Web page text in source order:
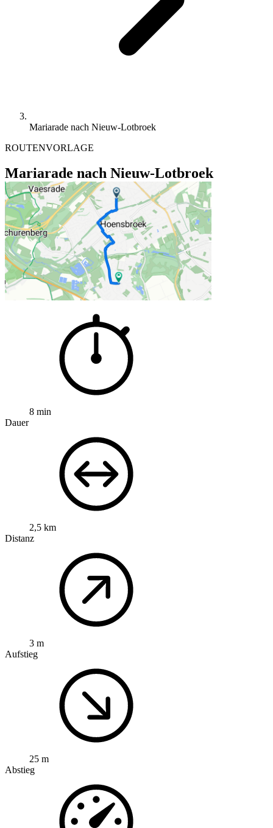
Mariarade nach Nieuw-Lotbroek
ROUTENVORLAGE
Mariarade nach Nieuw-Lotbroek
8 min
Dauer
2,5 km
Distanz
3 m
Aufstieg
25 m
Abstieg